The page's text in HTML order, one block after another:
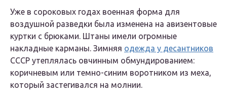
Уже в сороковых годах военная форма для
воздушной разведки была изменена на авизентовые
куртки с брюками. Штаны имели огромные
накладные карманы. Зимняя одежда у десантников
СССР утеплялась овчинным обмундированием:
коричневым или темно-синим воротником из меха,
который застегивался на молнии.